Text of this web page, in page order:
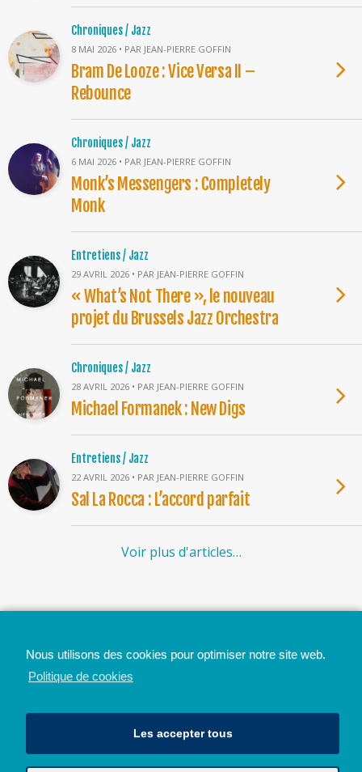
Chroniques / Jazz
8 MAI 2026 • PAR JEAN-PIERRE GOFFIN
Bram De Looze : Vice Versa II –
Rebounce
Chroniques / Jazz
6 MAI 2026 • PAR JEAN-PIERRE GOFFIN
Monk’s Messengers : Completely
Monk
Entretiens / Jazz
29 AVRIL 2026 • PAR JEAN-PIERRE GOFFIN
« What’s Not There », le nouveau
projet du Brussels Jazz Orchestra
Chroniques / Jazz
28 AVRIL 2026 • PAR JEAN-PIERRE GOFFIN
Michael Formanek : New Digs
Entretiens / Jazz
22 AVRIL 2026 • PAR JEAN-PIERRE GOFFIN
Sal La Rocca : L’accord parfait
Voir plus d'articles…
Nous utilisons des cookies pour optimiser notre site web.
Politique de cookies
Les accepter tous